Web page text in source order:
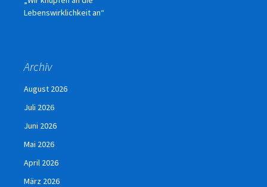
Lebenswirklichkeit an“
Archiv
August 2026
Juli 2026
Juni 2026
Mai 2026
April 2026
März 2026